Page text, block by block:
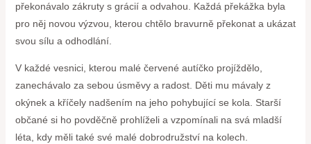
překonávalo zákruty ​s grácií a odvahou. Každá překážka byla
pro něj novou⁤ výzvou, kterou chtělo bravurně překonat a ⁣ukázat
svou sílu a odhodlání.
V každé vesnici, kterou malé červené autíčko projíždělo,
zanechávalo⁢ za sebou úsměvy a radost. Děti mu mávaly⁢ z
okýnek a kříčely nadšením‌ na jeho​ pohybující se kola. Starší
‍občané⁣ si ho ⁢povděčně prohlíželi a vzpomínali na svá mladší
léta,⁢ kdy měli také své malé dobrodružství na kolech.